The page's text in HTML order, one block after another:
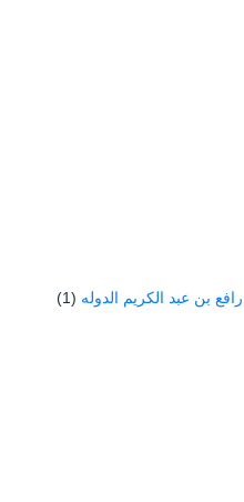
بن عبد الكريم الدوله (1)